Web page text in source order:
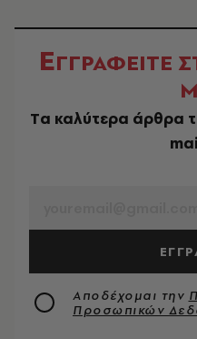
ΕΓΓΡΑΦΕΙΤΕ
Tα καλύτερα άρθρα
Αποδέχομαι την
Προσωπικών